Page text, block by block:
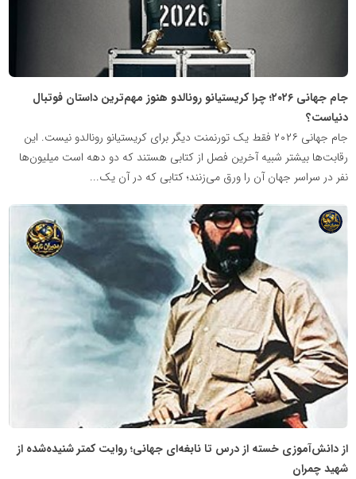
جام جهانی ۲۰۲۶؛ چرا کریستیانو رونالدو هنوز مهم‌ترین داستان فوتبال
دنیاست؟
جام جهانی ۲۰۲۶ فقط یک تورنمنت دیگر برای کریستیانو رونالدو نیست. این
رقابت‌ها بیشتر شبیه آخرین فصل از کتابی هستند که دو دهه است میلیون‌ها
نفر در سراسر جهان آن را ورق می‌زنند؛ کتابی که در آن یک...
از دانش‌آموزی خسته از درس تا نابغه‌ای جهانی؛ روایت کمتر شنیده‌شده از
شهید چمران
شبکه
خبری
مدیران
نابغه